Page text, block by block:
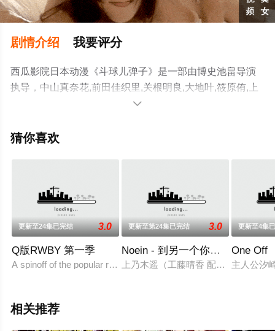
剧情介绍 我要评分
西瓜影院日本动漫《斗球儿弹子》是一部由博史池畠导演
执导，中山真奈花,前田佳织里,关根明良,大地叶,筱原侑,上
坂堇,中村栞奈,若井友希,井口裕香,橘杏咲,长谷川玲奈,仁见
优,大森日雅,朝日奈丸佳,武田罗梨沙多胡,菲鲁兹·蓝,三日尻
了解。
。

猜你喜欢
更新至24集已完结 3.0
Q版RWBY 第一季
A spinoff of the popular rooster teeth show RWBY. This show is
更新至第24集已完结 3.0
Noein - 到另一个你的身边去
上乃木遥（工藤晴香 配音）是一个
更新至4集
One Off
主人公汐
相关推荐